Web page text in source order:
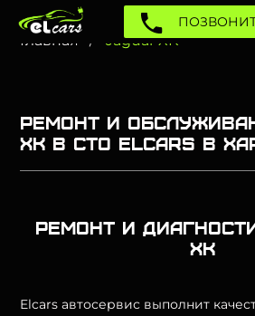
Главная Jaguar XK
Ремонт и
XK в СТО Elcars в
Ремонт и
XK
Elcars автосервис выполнит